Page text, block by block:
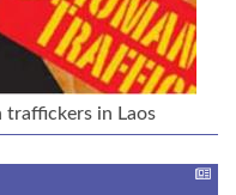
traffickers in Laos